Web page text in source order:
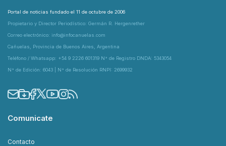
Portal de noticias fundado el 11 de octubre de 2006
Propietario y Director Periodístico: Germán R. Hergenrether
Correo electrónico: info@infocanuelas.com
Cañuelas, Provincia de Buenos Aires, Argentina
Teléfono / Whatsapp: +54 9 2226 601319 N° de Registro DNDA: 5343054
N° de Edición: 6043 | N° de Resolución RNPI: 2699932
Comunicate
Contacto